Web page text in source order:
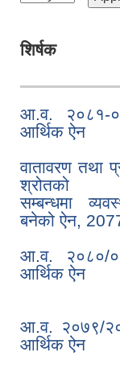
शिर्षक
आ.व. २०८१-
आर्थिक ऐन
वातावरण तथा
श्रोतको
सम्बन्धमा
बनेको ऐन,
आ.व. २०८०/
आर्थिक ऐन
आ.व. २०७९/
आर्थिक ऐन